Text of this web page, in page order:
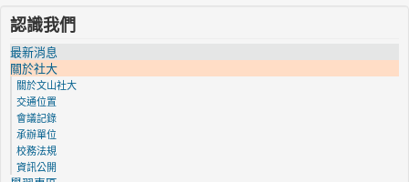
認識我們
最新消息
關於社大
關於文山社大
交通位置
會議記錄
承辦單位
校務法規
資訊公開